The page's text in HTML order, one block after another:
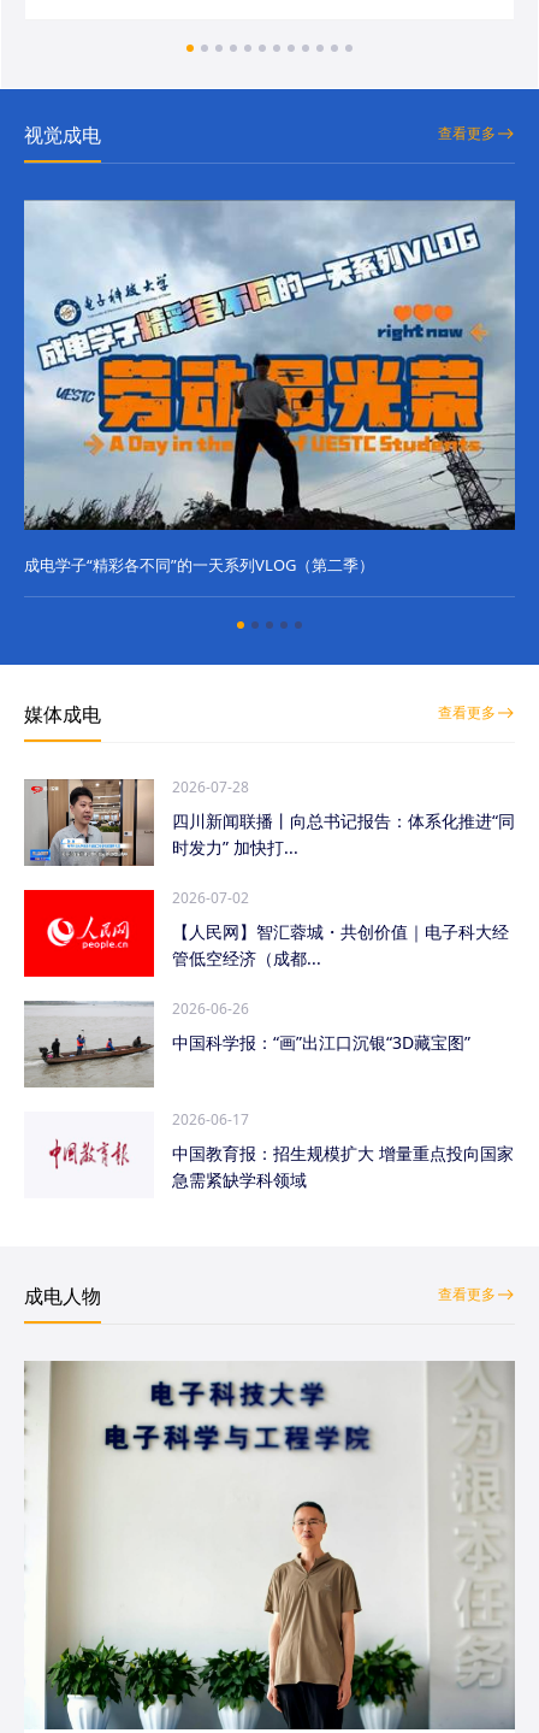
视觉成电 查看更多
成电学子“精彩各不同”的一天系列VLOG（第二季）
媒体成电 查看更多
2026-07-28
四川新闻联播丨向总书记报告：体系化推进“同
时发力” 加快打...
2026-07-02
【人民网】智汇蓉城・共创价值｜电子科大经
管低空经济（成都...
2026-06-26
中国科学报：“画”出江口沉银“3D藏宝图”
2026-06-17
中国教育报：招生规模扩大 增量重点投向国家
急需紧缺学科领域
成电人物 查看更多